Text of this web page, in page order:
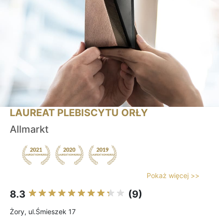
LAUREAT PLEBISCYTU ORŁY
Allmarkt
Pokaż więcej >>
8.3 (9)
Żory, ul.Śmieszek 17